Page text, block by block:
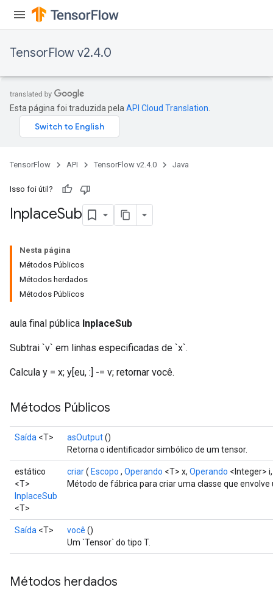
TensorFlow v2.4.0
Esta página foi traduzida pela API Cloud Translation
TensorFlow API TensorFlow v2.4.0 Java
Isso foi útil?
InplaceSub
Nesta página
Métodos Públicos
Métodos herdados
Métodos Públicos
aula final pública InplaceSub
Subtrai `v` em linhas especificadas de `x`.
Calcula y = x; y[eu, :] -= v; retornar você.
Métodos Públicos
Saída <T> asOutput()
Retorna o identificador simbólico de um tensor.
estático
<T>
InplaceSub
<T>
criar( Escopo , Operando <T> x, Operando <Integer>
Método de fábrica para criar uma classe que
Saída <T> você ()
Um `Tensor` do tipo T.
Métodos herdados